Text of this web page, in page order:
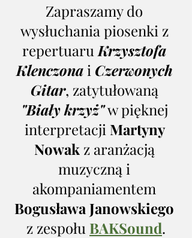
Zapraszamy do
wysłuchania piosenki z
repertuaru Krzysztofa
Klenczona i Czerwonych
Gitar, zatytułowaną
"Biały krzyż" w pięknej
interpretacji Martyny
Nowak z aranżacją
muzyczną i
akompaniamentem
Bogusława Janowskiego
z zespołu BAKSound.